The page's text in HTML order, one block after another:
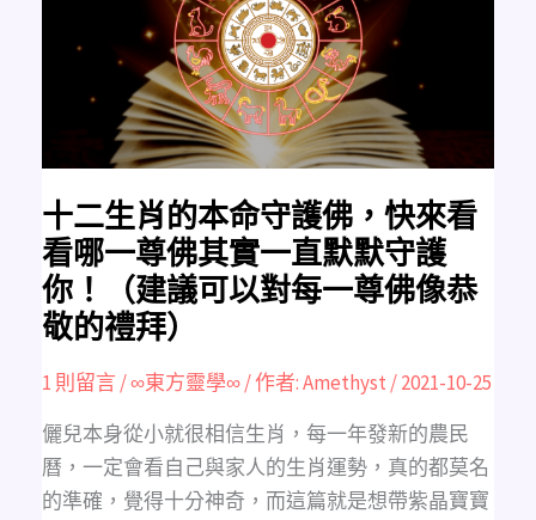
十二生肖的本命守護佛，快來看
看哪一尊佛其實一直默默守護
你！（建議可以對每一尊佛像恭
敬的禮拜）
1 則留言/∞東方靈學∞/ 作者:Amethyst /2021-10-25
儷兒本身從小就很相信生肖，每一年發新的農民
曆，一定會看自己與家人的生肖運勢，真的都莫名
的準確，覺得十分神奇，而這篇就是想帶紫晶寶寶
護
一
佛
其
實
一
直
默
默
守
護
（建
議
以
對
一
尊
佛